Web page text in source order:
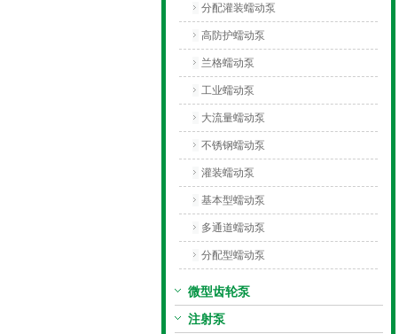
分配灌装蠕动泵
高防护蠕动泵
兰格蠕动泵
工业蠕动泵
大流量蠕动泵
不锈钢蠕动泵
灌装蠕动泵
基本型蠕动泵
多通道蠕动泵
分配型蠕动泵
微型齿轮泵
注射泵